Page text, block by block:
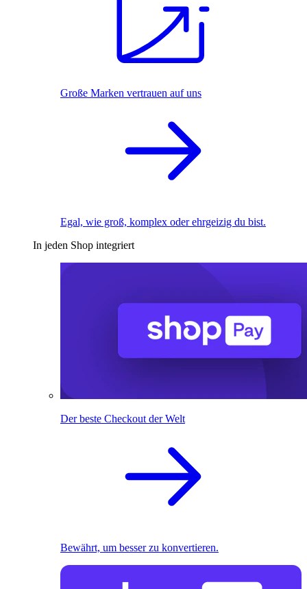
Große Marken vertrauen auf uns
Egal, wie groß, komplex oder ehrgeizig du bist.
In jeden Shop integriert
Der beste Checkout der Welt
Bewährt, um besser zu konvertieren.